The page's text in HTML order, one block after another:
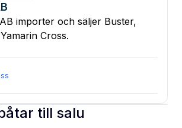
importer och säljer Buster,
Cross.
till salu